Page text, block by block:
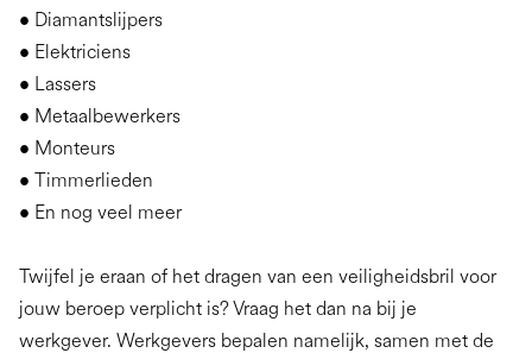
• Diamantslijpers
• Elektriciens
• Lassers
• Metaalbewerkers
• Monteurs
• Timmerlieden
• En nog veel meer
Twijfel je eraan of het dragen van een veiligheidsbril voor
jouw beroep verplicht is? Vraag het dan na bij je
werkgever. Werkgevers bepalen namelijk, samen met de